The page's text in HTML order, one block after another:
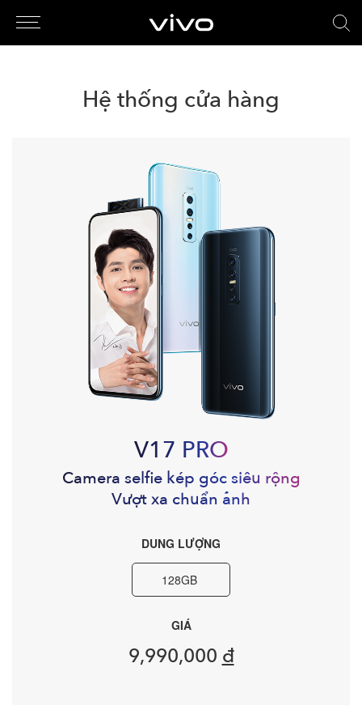
Hệ thống cửa hàng
V17 PRO
Camera selfie kép góc siêu rộng
Vượt xa chuẩn ảnh
DUNG LƯỢNG
128GB
GIÁ
9,990,000 đ